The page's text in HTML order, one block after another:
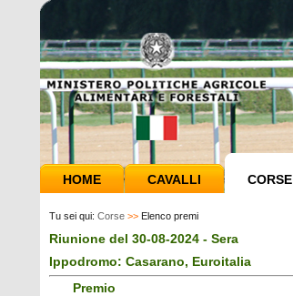
HOME CAVALLI CORSE
Tu sei qui: Corse >> Elenco premi
Riunione del 30-08-2024 - Sera
Ippodromo: Casarano, Euroitalia
Premio